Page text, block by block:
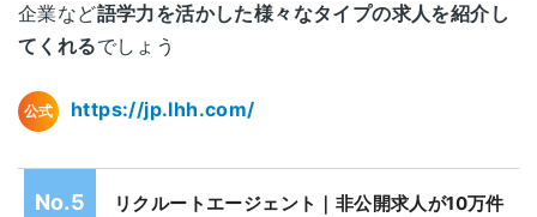
企業など語学力を活かした様々なタイプの求人を紹介し
てくれるでしょう
公式 https://jp.lhh.com/
リクルートエージェント｜非公開求人が10万件